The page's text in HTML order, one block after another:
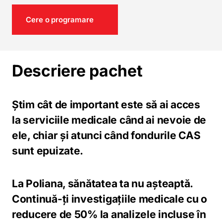
Cere o programare
Descriere pachet
Știm cât de important este să ai acces
la serviciile medicale când ai nevoie de
ele, chiar și atunci când fondurile CAS
sunt epuizate.
La Poliana, sănătatea ta nu așteaptă.
Continuă-ți investigațiile medicale cu o
reducere de 50% la analizele incluse în